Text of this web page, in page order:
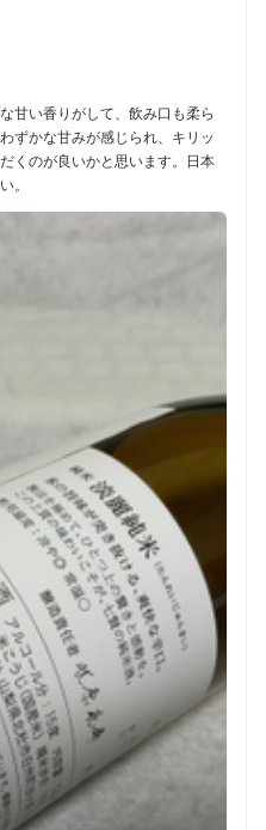
甘い香りがして、飲み口も柔ら
ずかな甘みが感じられ、キリッ
くのが良いかと思います。日本
。